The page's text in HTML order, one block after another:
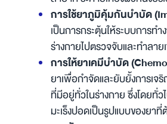
การใช้ยาภูมิคุ้มกันบำบัด
เป็นการกระตุ้นให้ระบบการท
ร่างกายไปตรวจจับและทำลาย
การให้ยาเคมีบำบัด
ยาเพื่อกำจัดและยับยั้งการเจริ
ที่มีอยู่ทั่วในร่างกาย ซึ่งโดยทั่
มะเร็งปอดเป็นรูปแบบของยาที่